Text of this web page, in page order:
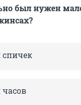
был нужен